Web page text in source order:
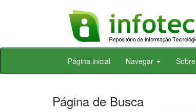
Skip
Página inicial Navegar Sobre
Página de Busca